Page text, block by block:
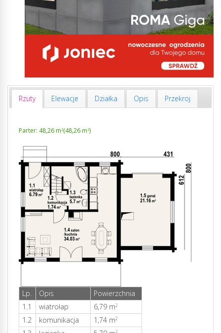
Rzuty Elewacje Działka Opis Przekroj
Parter: 48,26 m2(48,26 m2)
Lp. Opis
Powierzchnia
1.1
wiatrołap 6,79 m2
1.2 komunikacja 1,74 m2